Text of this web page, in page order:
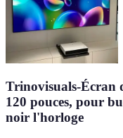
Trinovisuals-Écran
120 pouces, pour
noir l'horloge